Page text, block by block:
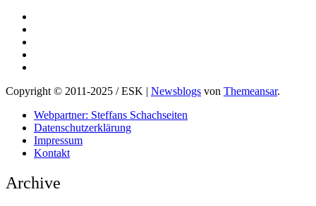
Copyright © 2011-2025 / ESK Newsblogs von Themeansar.
Webpartner: Steffans Schachseiten
Datenschutzerklärung
Impressum
Kontakt
Archive